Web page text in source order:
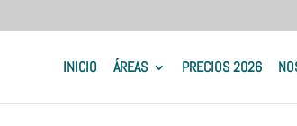
INICIO ÁREAS PRECIOS 2026